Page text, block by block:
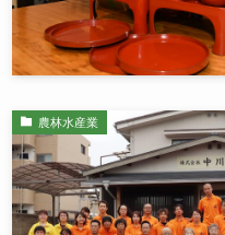
農林水産業